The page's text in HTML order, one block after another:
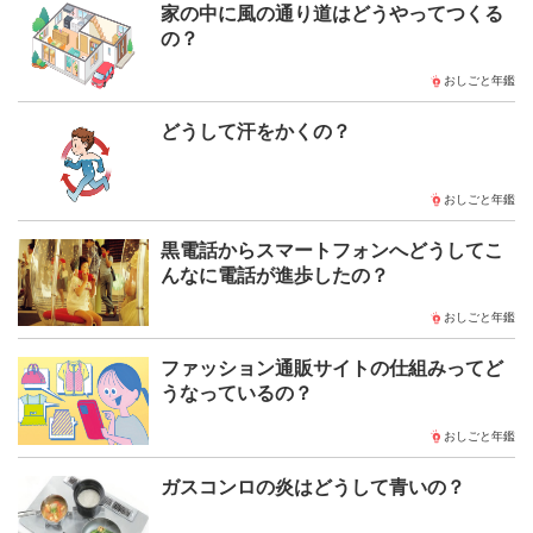
家の中に風の通り道はどうやってつくる
の？
おしごと年鑑
どうして汗をかくの？
おしごと年鑑
黒電話からスマートフォンへどうしてこ
んなに電話が進歩したの？
おしごと年鑑
ファッション通販サイトの仕組みってど
うなっているの？
おしごと年鑑
ガスコンロの炎はどうして青いの？